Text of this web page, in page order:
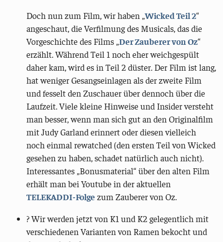
Doch nun zum Film, wir haben „Wicked Teil 2“
angeschaut, die Verfilmung des Musicals, das die
Vorgeschichte des Films „Der Zauberer von Oz“
erzählt. Während Teil 1 noch eher weichgespült
daher kam, wird es in Teil 2 düster. Der Film ist lang,
hat weniger Gesangseinlagen als der zweite Film
und fesselt den Zuschauer über dennoch über die
Laufzeit. Viele kleine Hinweise und Insider versteht
man besser, wenn man sich gut an den Originalfilm
mit Judy Garland erinnert oder diesen vielleich
noch einmal rewatched (den ersten Teil von Wicked
gesehen zu haben, schadet natürlich auch nicht).
Interessantes „Bonusmaterial“ über den alten Film
erhält man bei Youtube in der aktuellen
TELEKADDI-Folge zum Zauberer von Oz.
? Wir werden jetzt von K1 und K2 gelegentlich mit
verschiedenen Varianten von Ramen bekocht und